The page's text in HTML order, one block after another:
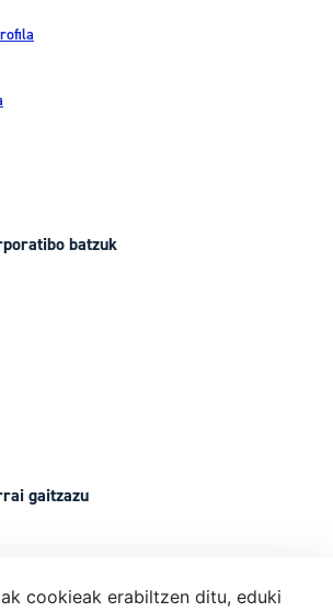
batzuk
gaitzazu
cookieak erabiltzen ditu, eduki